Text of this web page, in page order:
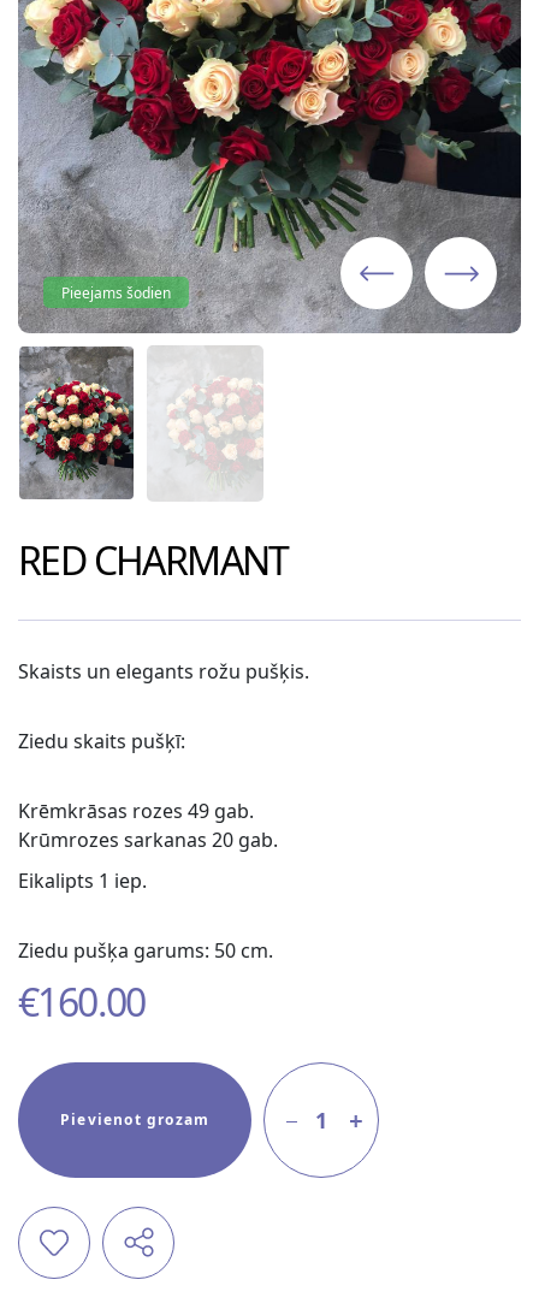
Pieejams šodien
RED CHARMANT
Skaists un elegants rožu pušķis.
Ziedu skaits pušķī:
Krēmkrāsas rozes 49 gab.
Krūmrozes sarkanas 20 gab.
Eikalipts 1 iep.
Ziedu pušķa garums: 50 cm.
€160.00
Pievienot grozam 1